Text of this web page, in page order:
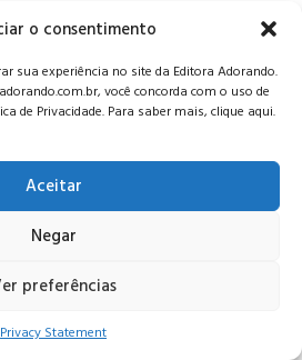
o consentimento
sua experiência no site da Editora Adorando.
você concorda com o uso de
de Privacidade. Para saber mais, clique aqui.
Aceitar
Negar
preferências
Privacy Statement
Todos os direitos reservados.
política de privacidade.